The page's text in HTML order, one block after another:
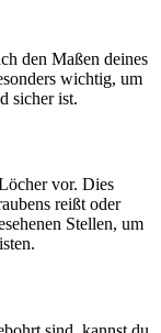
den Maßen deines
wichtig, um
sicher ist.
vor. Dies
reißt oder
Stellen, um